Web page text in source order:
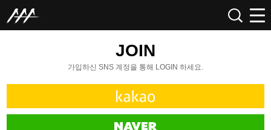
JOIN
가입하신 SNS 계정을 통해 LOGIN 하세요.